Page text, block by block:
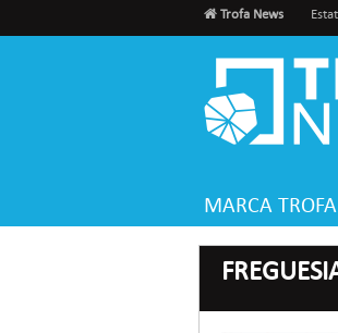
Trofa News
MARCA TROFA